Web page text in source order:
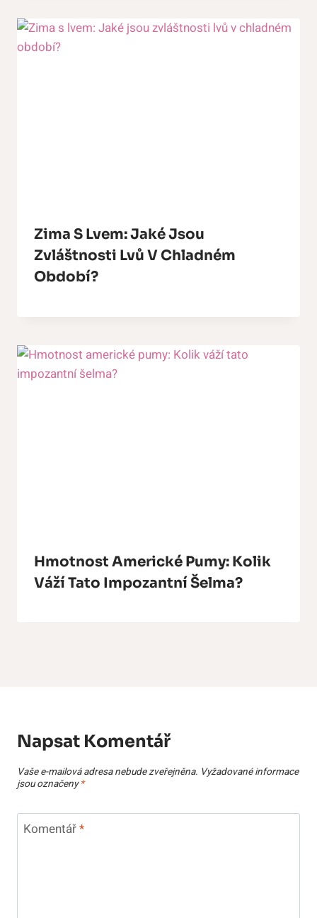
Zima S Lvem: Jaké Jsou
Zvláštnosti Lvů V Chladném
Období?
Hmotnost Americké Pumy: Kolik
Váží Tato Impozantní Šelma?
Napsat Komentář
Vaše e-mailová adresa nebude zveřejněna. Vyžadované informace
jsou označeny*
Komentář*